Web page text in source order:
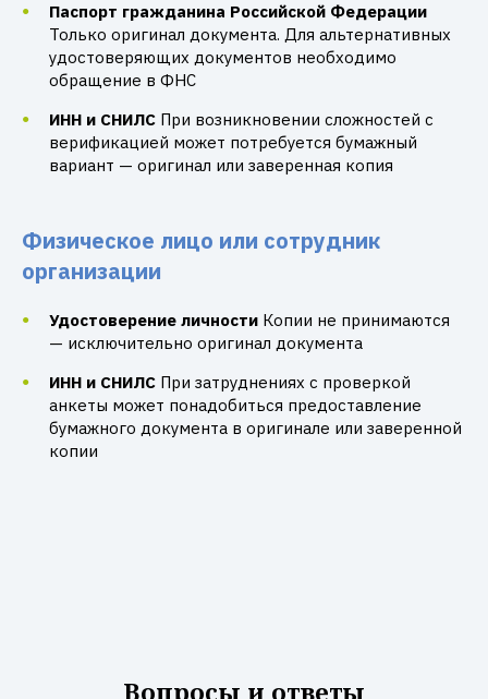
Паспорт гражданина Российской Федерации
Только оригинал документа. Для альтернативных
удостоверяющих документов необходимо
обращение в ФНС
ИНН и СНИЛС При возникновении сложностей с
верификацией может потребуется бумажный
вариант — оригинал или заверенная копия
Физическое лицо или сотрудник
организации
Удостоверение личности Копии не принимаются
— исключительно оригинал документа
ИНН и СНИЛС При затруднениях с проверкой
анкеты может понадобиться предоставление
бумажного документа в оригинале или заверенной
копии
Вопросы и ответы